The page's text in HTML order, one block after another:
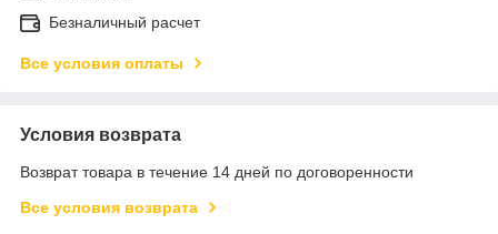
Безналичный расчет
Все условия оплаты
Условия возврата
Возврат товара в течение 14 дней по договоренности
Все условия возврата